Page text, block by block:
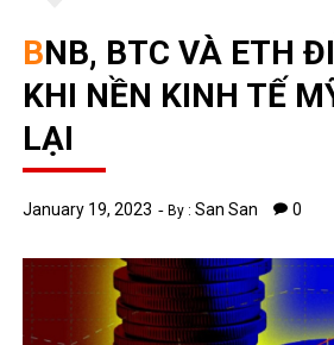
BNB, BTC VÀ ETH ĐIỀU CHỈNH
KHI NỀN KINH TẾ
LẠI
January 19, 2023 By :San San 0